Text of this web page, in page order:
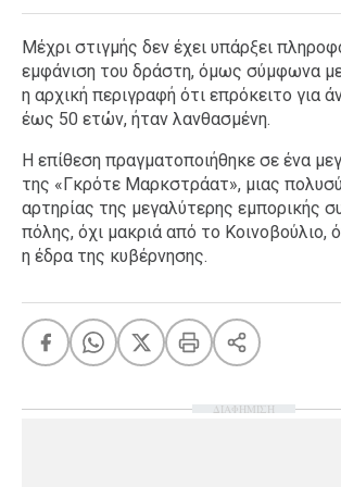
Μέχρι στιγμής δεν έχει υπάρξει
εμφάνιση του δράστη, όμως σύμφωνα
η αρχική περιγραφή ότι επρόκειτο για
έως 50 ετών, ήταν λανθασμένη.
Η επίθεση πραγματοποιήθηκε σε ένα
της «Γκρότε Μαρκστράατ», μιας
αρτηρίας της μεγαλύτερης εμπορικής
πόλης, όχι μακριά από το Κοινοβούλιο,
η έδρα της κυβέρνησης.
ΔΙΑΦΗΜΙΣΗ